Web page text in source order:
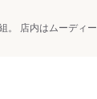
。 店内はムーディ